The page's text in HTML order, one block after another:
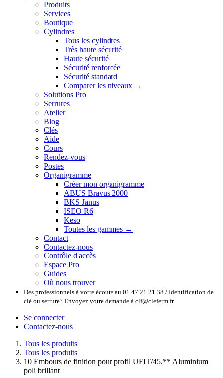
Produits
Services
Boutique
Cylindres
Tous les cylindres
Très haute sécurité
Haute sécurité
Sécurité renforcée
Sécurité standard
Comparer les niveaux →
Solutions Pro
Serrures
Atelier
Blog
Clés
Aide
Cours
Rendez-vous
Postes
Organigramme
Créer mon organigramme
ABUS Bravus 2000
BKS Janus
ISEO R6
Keso
Toutes les gammes →
Contact
Contactez-nous
Contrôle d'accès
Espace Pro
Guides
Où nous trouver
Des professionnels à votre écoute au 01 47 21 21 38 / Identification de
clé ou serrure? Envoyez votre demande à clf@cleferm.fr
Se connecter
Contactez-nous
Tous les produits
Tous les produits
10 Embouts de finition pour profil UFIT/45.** Aluminium
poli brillant